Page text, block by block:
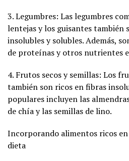
3. Legumbres: Las legumbres
lentejas y los guisantes también
insolubles y solubles. Además,
de proteínas y otros nutrientes
4. Frutos secos y semillas: Los
también son ricos en fibras
populares incluyen las
de chía y las semillas de lino.
Incorporando alimentos ricos
dieta